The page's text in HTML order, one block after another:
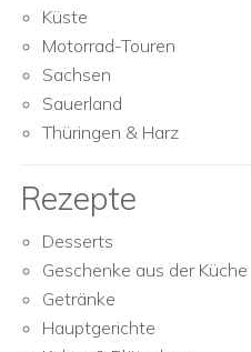
Küste
Motorrad-Touren
Sachsen
Sauerland
Thüringen & Harz
Rezepte
Desserts
Geschenke aus der Küche
Getränke
Hauptgerichte